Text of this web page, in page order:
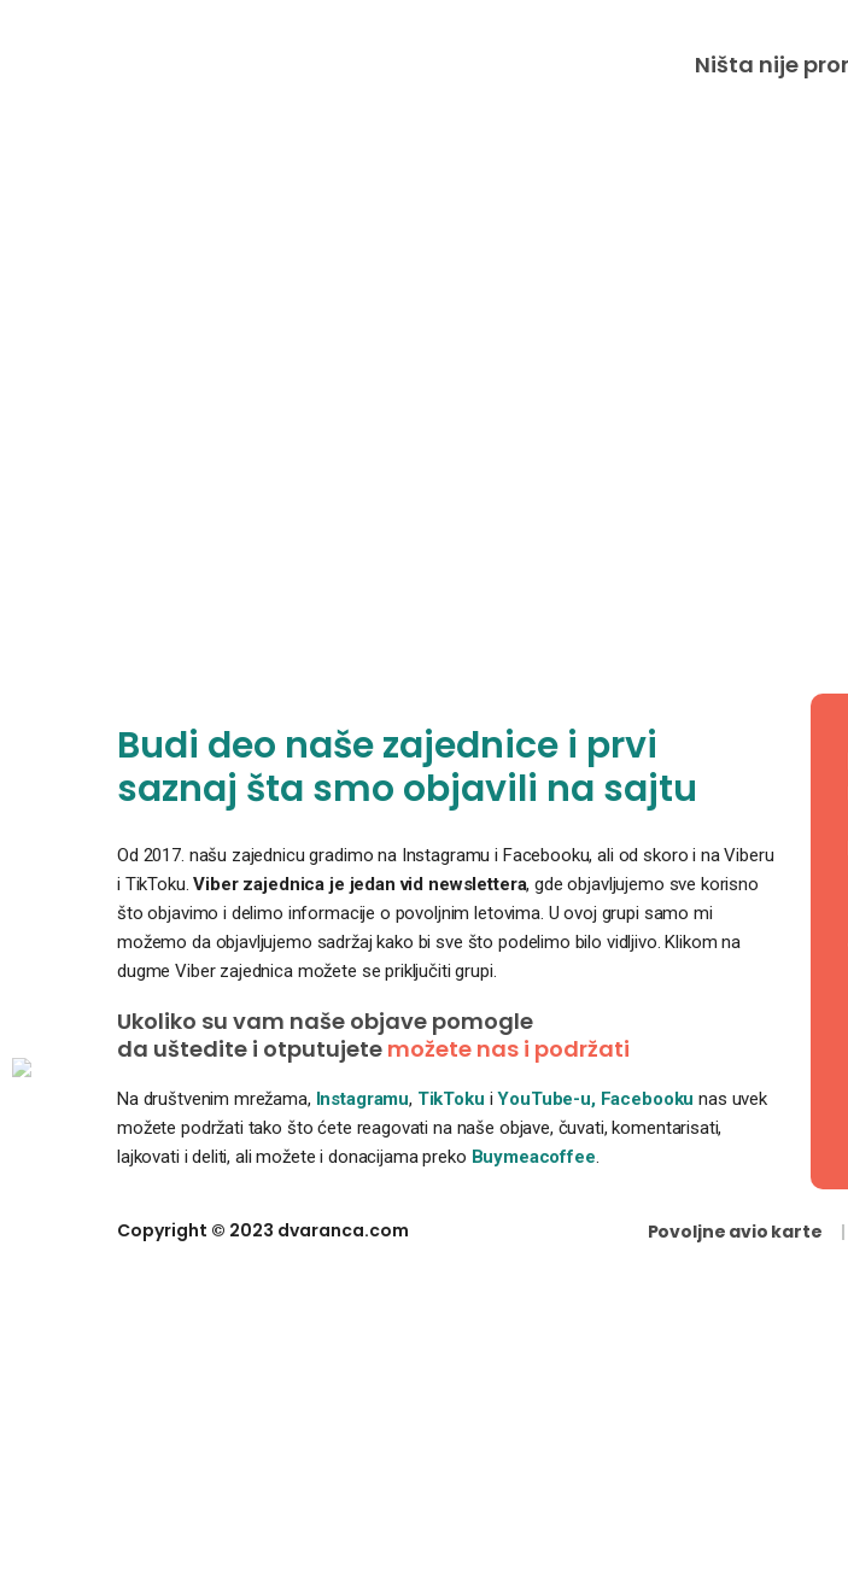
Ništa nije
Budi deo naše zajednice i prvi
saznaj šta smo objavili na sajtu
Od 2017. našu zajednicu gradimo na Instagramu i Facebooku, ali od skoro i na Viberu
i TikToku.Viber zajednica je jedan vid newslettera, gde objavljujemo sve korisno
što objavimo i delimo informacije o povoljnim letovima. U ovoj grupi samo mi
možemo da objavljujemo sadržaj kako bi sve što podelimo bilo vidljivo. Klikom na
dugme Viber zajednica možete se priključiti grupi.
Ukoliko su vam naše objave pomogle
da uštedite i otputujete možete nas i podržati
Na društvenim mrežama, Instagramu, TikToku iYouTube-u, Facebookunas uvek
možete podržati tako što ćete reagovati na naše objave, čuvati, komentarisati,
lajkovati i deliti, ali možete i donacijama preko Buymeacoffee.
Copyright © 2023 dvaranca.com Povoljne avio karte